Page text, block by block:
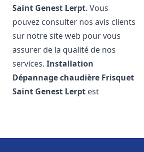
Saint Genest Lerpt. Vous
pouvez consulter nos avis clients
sur notre site web pour vous
assurer de la qualité de nos
services.Installation
Dépannage chaudière Frisquet
Saint Genest Lerpt est